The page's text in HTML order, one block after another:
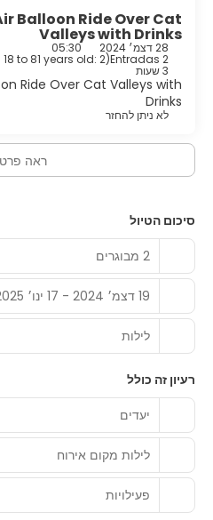
Balloon Ride Over Cat
Valleys with Drinks
28 דצמ׳ 2024 05:30
2 Entradas
(
to 81 years old: 2
3 שעות
Ride Over Cat Valleys with
Drinks
לא ניתן להחזר
ראה
סיכום הטיול
2 מבוגרים
19 דצמ׳ 2024 - 17 ינו׳ 2025
לילות
רעיון זה כולל
יעדים
לילות מקום אירוח
פעילויות